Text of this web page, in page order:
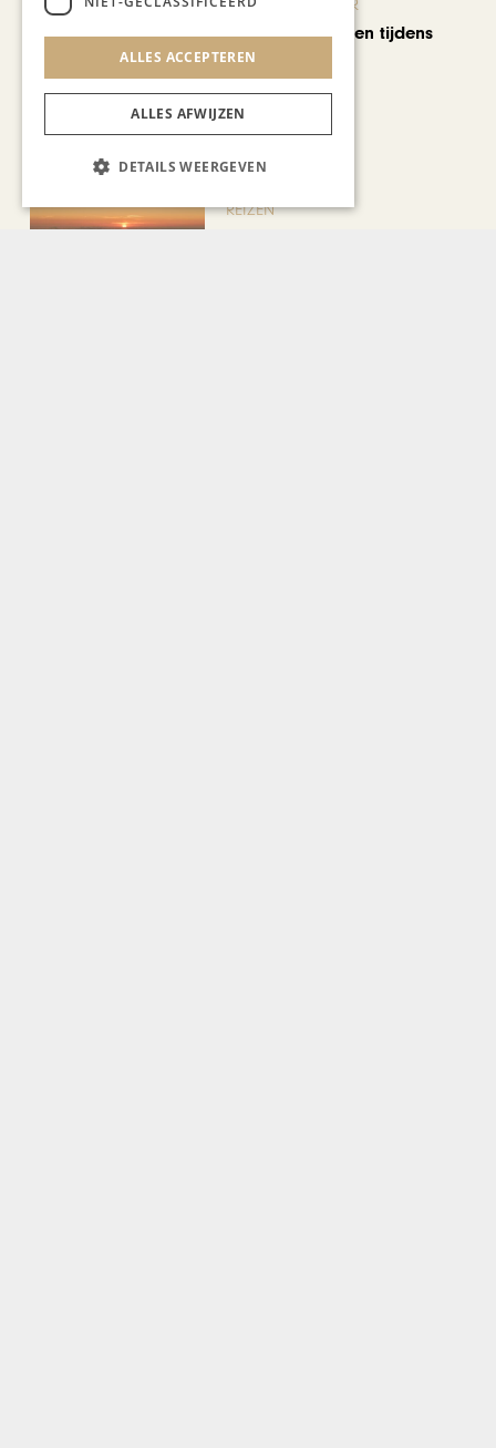
KUNST & CULTUUR
Wereldse beelden tijdens
Cultura Nova
REIZEN
ALLES ACCEPTEREN
ALLES AFWIJZEN
DETAILS WEERGEVEN